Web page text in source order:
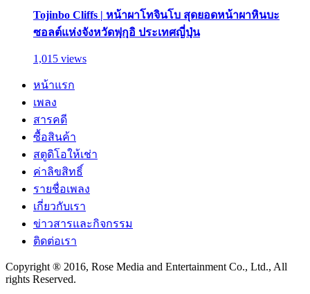
Tojinbo Cliffs | หน้าผาโทจินโบ สุดยอดหน้าผาหินบะ
ซอลต์แห่งจังหวัดฟุกุอิ ประเทศญี่ปุ่น
1,015 views
หน้าแรก
เพลง
สารคดี
ซื้อสินค้า
สตูดิโอให้เช่า
ค่าลิขสิทธิ์
รายชื่อเพลง
เกี่ยวกับเรา
ข่าวสารและกิจกรรม
ติดต่อเรา
Copyright ® 2016, Rose Media and Entertainment Co., Ltd., All
rights Reserved.